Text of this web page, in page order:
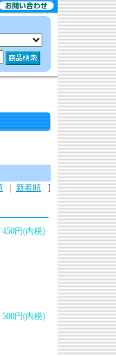
新着順
]
450円(内税)
500円(内税)